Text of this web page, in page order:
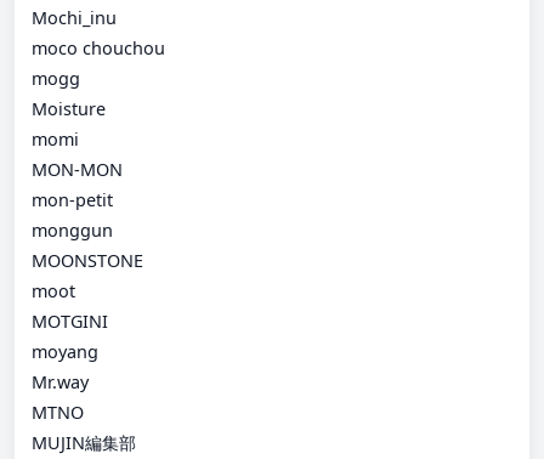
Mochi_inu
moco chouchou
mogg
Moisture
momi
MON-MON
mon-petit
monggun
MOONSTONE
moot
MOTGINI
moyang
Mr.way
MTNO
MUJIN編集部